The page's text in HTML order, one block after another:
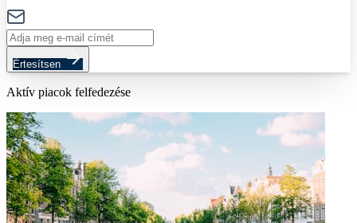
Értesítsen
Aktív piacok felfedezése